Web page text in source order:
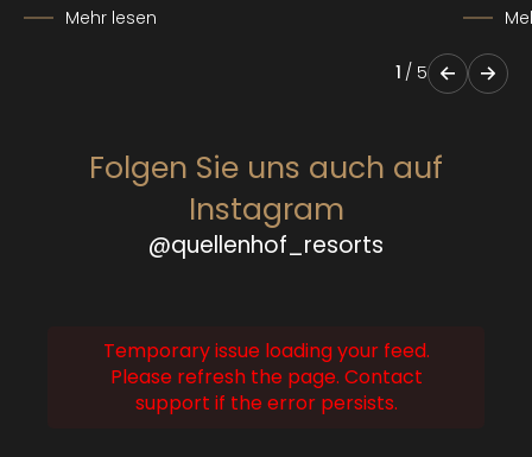
Mehr lesen
1 / 5
Folgen Sie uns auch auf
Instagram
@quellenhof_resorts
Temporary issue loading your feed.
Please refresh the page. Contact
support if the error persists.